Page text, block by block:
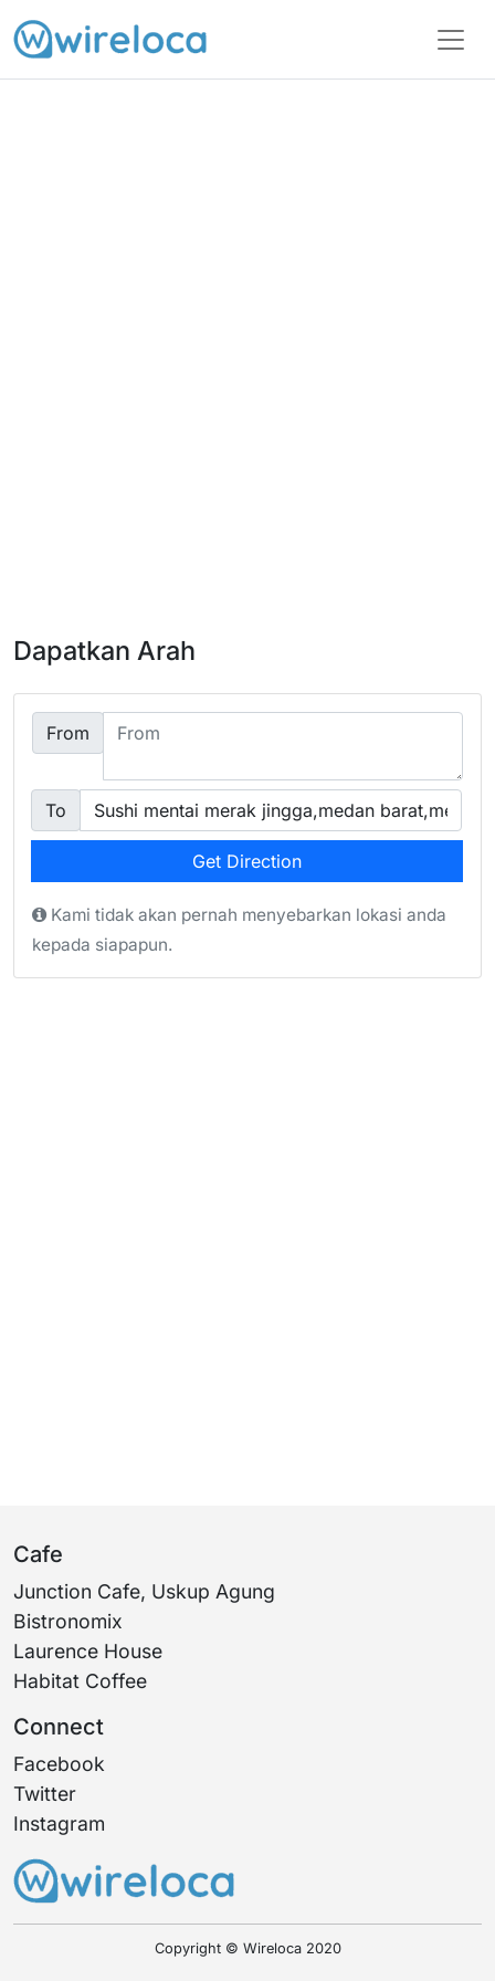
Dapatkan Arah
From
To
Get Direction
Kami tidak akan pernah menyebarkan lokasi anda
kepada siapapun.
Cafe
Junction Cafe, Uskup Agung
Bistronomix
Laurence House
Habitat Coffee
Connect
Facebook
Twitter
Instagram
Copyright © Wireloca 2020